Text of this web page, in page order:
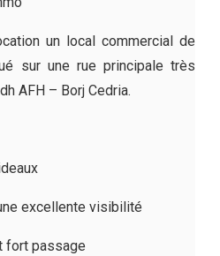
un local commercial de
sur une rue principale très
AFH – Borj Cedria.
excellente visibilité
passage